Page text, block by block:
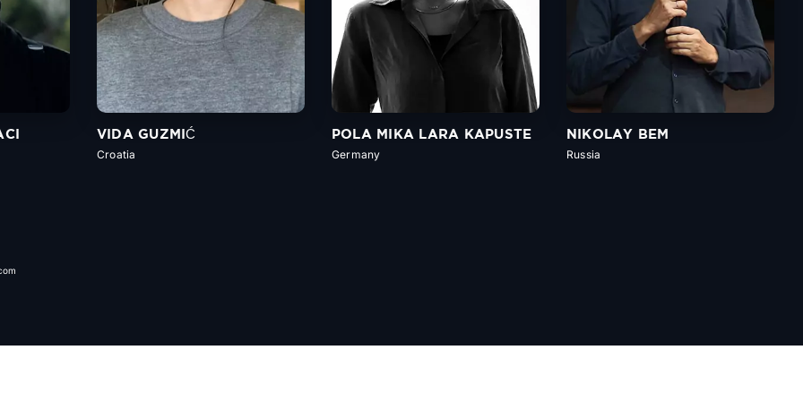
VIDA GUZMIĆ
Croatia
POLA MIKA LARA KAPUSTE
Germany
NIKOLAY BEM
Russia